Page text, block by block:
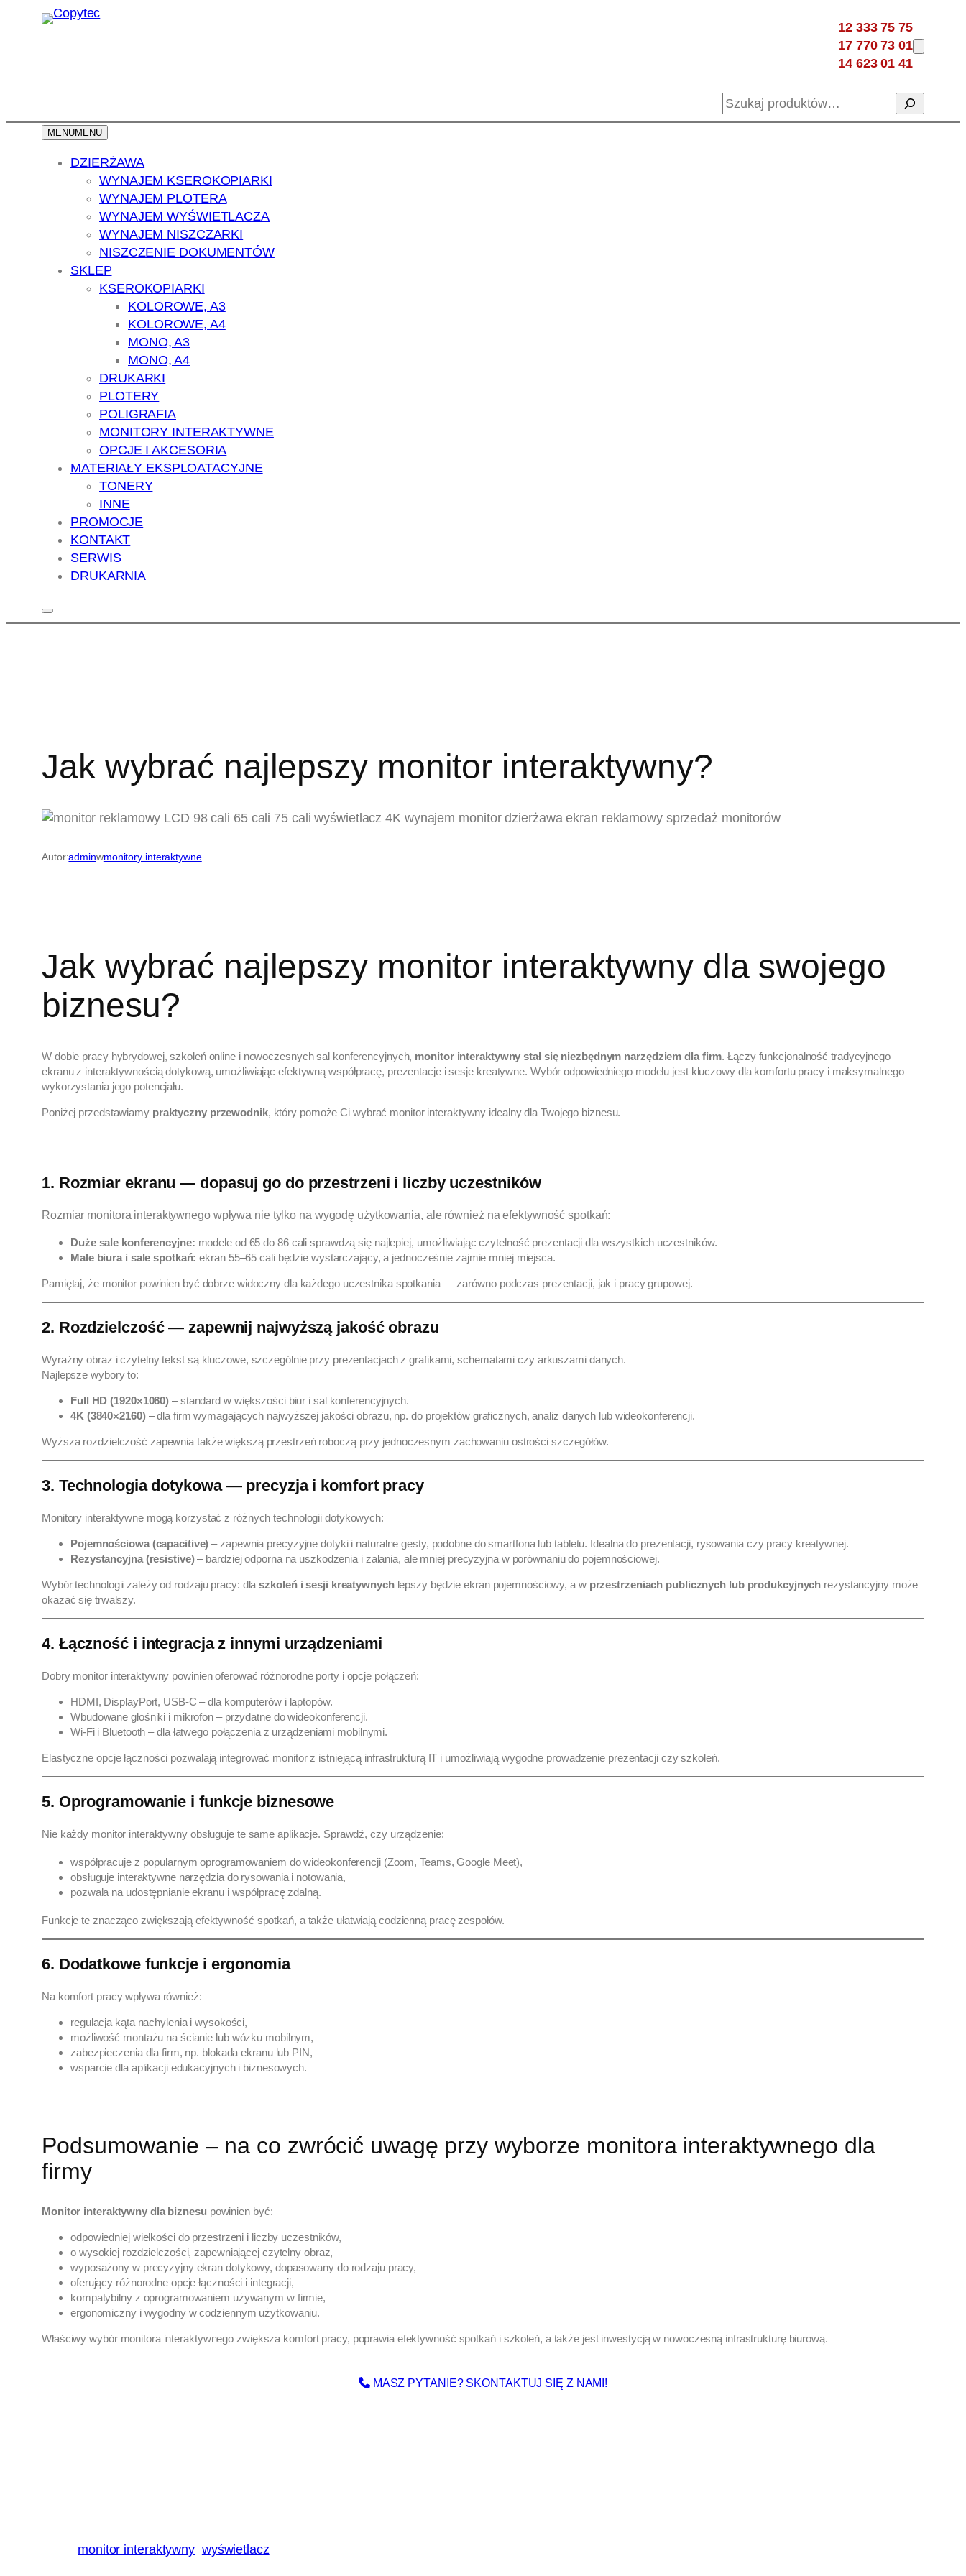
Przejdź
12 333 75 75
17 770 73 01
14 623 01 41
Szukaj
MENUMENU
DZIERŻAWA
WYNAJEM KSEROKOPIARKI
WYNAJEM PLOTERA
WYNAJEM WYŚWIETLACZA
WYNAJEM NISZCZARKI
NISZCZENIE DOKUMENTÓW
SKLEP
KSEROKOPIARKI
KOLOROWE, A3
KOLOROWE, A4
MONO, A3
MONO, A4
DRUKARKI
PLOTERY
POLIGRAFIA
MONITORY INTERAKTYWNE
OPCJE I AKCESORIA
MATERIAŁY EKSPLOATACYJNE
TONERY
INNE
PROMOCJE
KONTAKT
SERWIS
DRUKARNIA
Jak wybrać najlepszy monitor interaktywny?
Autor:adminwmonitory interaktywne
Jak wybrać najlepszy monitor interaktywny dla swojego
biznesu?
W dobie pracy hybrydowej, szkoleń online i nowoczesnych sal konferencyjnych, monitor interaktywny stał się niezbędnym narzędziem dla firm. Łączy funkcjonalność tradycyjnego
ekranu z interaktywnością dotykową, umożliwiając efektywną współpracę, prezentacje i sesje kreatywne. Wybór odpowiedniego modelu jest kluczowy dla komfortu pracy i maksymalnego
wykorzystania jego potencjału.
Poniżej przedstawiamy praktyczny przewodnik, który pomoże Ci wybrać monitor interaktywny idealny dla Twojego biznesu.
1. Rozmiar ekranu — dopasuj go do przestrzeni i liczby uczestników
Rozmiar monitora interaktywnego wpływa nie tylko na wygodę użytkowania, ale również na efektywność spotkań:
Duże sale konferencyjne: modele od 65 do 86 cali sprawdzą się najlepiej, umożliwiając czytelność prezentacji dla wszystkich uczestników.
Małe biura i sale spotkań: ekran 55–65 cali będzie wystarczający, a jednocześnie zajmie mniej miejsca.
Pamiętaj, że monitor powinien być dobrze widoczny dla każdego uczestnika spotkania — zarówno podczas prezentacji, jak i pracy grupowej.
2. Rozdzielczość — zapewnij najwyższą jakość obrazu
Wyraźny obraz i czytelny tekst są kluczowe, szczególnie przy prezentacjach z grafikami, schematami czy arkuszami danych.
Najlepsze wybory to:
Full HD (1920×1080) – standard w większości biur i sal konferencyjnych.
4K (3840×2160)– dla firm wymagających najwyższej jakości obrazu, np. do projektów graficznych, analiz danych lub wideokonferencji.
Wyższa rozdzielczość zapewnia także większą przestrzeń roboczą przy jednoczesnym zachowaniu ostrości szczegółów.
3. Technologia dotykowa — precyzja i komfort pracy
Monitory interaktywne mogą korzystać z różnych technologii dotykowych:
Pojemnościowa (capacitive) – zapewnia precyzyjne dotyki i naturalne gesty, podobne do smartfona lub tabletu. Idealna do prezentacji, rysowania czy pracy kreatywnej.
Rezystancyjna (resistive)– bardziej odporna na uszkodzenia i zalania, ale mniej precyzyjna w porównaniu do pojemnościowej.
Wybór technologii zależy od rodzaju pracy: dlaszkoleń i sesji kreatywnychlepszy będzie ekran pojemnościowy, a w przestrzeniach publicznych lub produkcyjnych rezystancyjny może
okazać się trwalszy.
4. Łączność i integracja z innymi urządzeniami
Dobry monitor interaktywny powinien oferować różnorodne porty i opcje połączeń:
HDMI, DisplayPort, USB-C – dla komputerów i laptopów.
Wbudowane głośniki i mikrofon – przydatne do wideokonferencji.
Wi-Fi i Bluetooth – dla łatwego połączenia z urządzeniami mobilnymi.
Elastyczne opcje łączności pozwalają integrować monitor z istniejącą infrastrukturą IT i umożliwiają wygodne prowadzenie prezentacji czy szkoleń.
5. Oprogramowanie i funkcje biznesowe
Nie każdy monitor interaktywny obsługuje te same aplikacje. Sprawdź, czy urządzenie:
współpracuje z popularnym oprogramowaniem do wideokonferencji (Zoom, Teams, Google Meet),
obsługuje interaktywne narzędzia do rysowania i notowania,
pozwala na udostępnianie ekranu i współpracę zdalną.
Funkcje te znacząco zwiększają efektywność spotkań, a także ułatwiają codzienną pracę zespołów.
6. Dodatkowe funkcje i ergonomia
Na komfort pracy wpływa również:
regulacja kąta nachylenia i wysokości,
możliwość montażu na ścianie lub wózku mobilnym,
zabezpieczenia dla firm, np. blokada ekranu lub PIN,
wsparcie dla aplikacji edukacyjnych i biznesowych.
Podsumowanie – na co zwrócić uwagę przy wyborze monitora interaktywnego dla
firmy
Monitor interaktywny dla biznesu powinien być:
odpowiedniej wielkości do przestrzeni i liczby uczestników,
o wysokiej rozdzielczości, zapewniającej czytelny obraz,
wyposażony w precyzyjny ekran dotykowy, dopasowany do rodzaju pracy,
oferujący różnorodne opcje łączności i integracji,
kompatybilny z oprogramowaniem używanym w firmie,
ergonomiczny i wygodny w codziennym użytkowaniu.
Właściwy wybór monitora interaktywnego zwiększa komfort pracy, poprawia efektywność spotkań i szkoleń, a także jest inwestycją w nowoczesną infrastrukturę biurową.
MASZ PYTANIE? SKONTAKTUJ SIĘ Z NAMI!
monitor interaktywny wyświetlacz